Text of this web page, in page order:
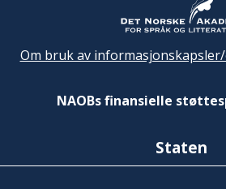
Om bruk av
NAOBs finansielle
Staten